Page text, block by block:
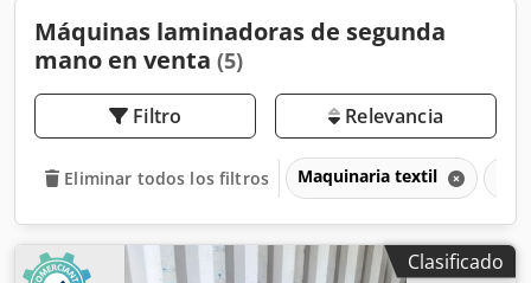
Máquinas laminadoras de segunda
mano en venta (5)
Filtro Relevancia
Eliminar todos los filtros Maquinaria textil
Clasificado